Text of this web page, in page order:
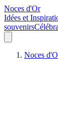
Noces d'Or
Idées et
souvenirs
Noces